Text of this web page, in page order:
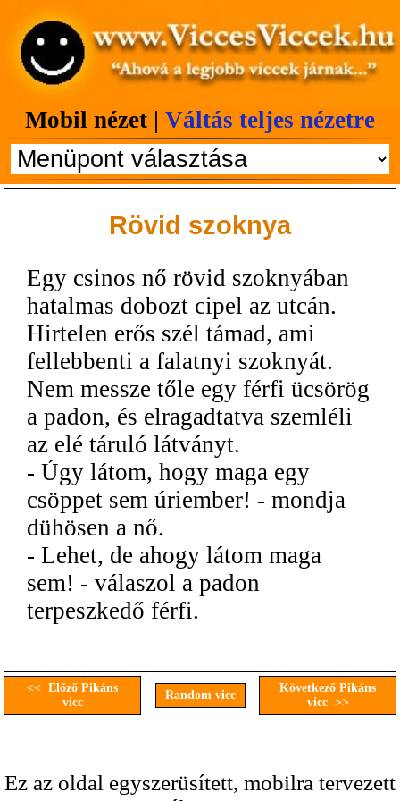
Mobil nézet | Váltás teljes nézetre
Rövid szoknya
Egy csinos nő rövid szoknyában
hatalmas dobozt cipel az utcán.
Hirtelen erős szél támad, ami
fellebbenti a falatnyi szoknyát.
Nem messze tőle egy férfi ücsörög
a padon, és elragadtatva szemléli
az elé táruló látványt.
- Úgy látom, hogy maga egy
csöppet sem úriember! - mondja
dühösen a nő.
- Lehet, de ahogy látom maga
sem! - válaszol a padon
terpeszkedő férfi.
<< Előző Pikáns
vicc
Random vicc
Következő Pikáns
vicc >>
Ez az oldal egyszerüsített, mobilra tervezett